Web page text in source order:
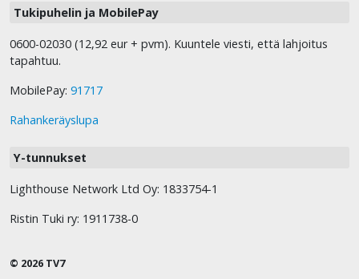
Tukipuhelin ja MobilePay
0600-02030 (12,92 eur + pvm). Kuuntele viesti, että lahjoitus
tapahtuu.
MobilePay: 91717
Rahankeräyslupa
Y-tunnukset
Lighthouse Network Ltd Oy: 1833754-1
Ristin Tuki ry: 1911738-0
© 2026 TV7